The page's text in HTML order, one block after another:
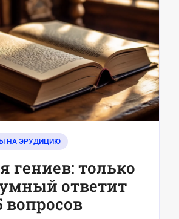
НА ЭРУДИЦИЮ
гениев: только
ответит
вопросов